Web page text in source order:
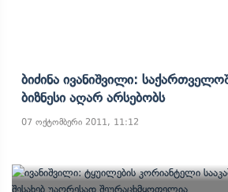
Ბიძინა Ივანიშვილი:
Ბიზნესი Აღარ Არსებობს
07 ოქტომბერი 2011, 11:12